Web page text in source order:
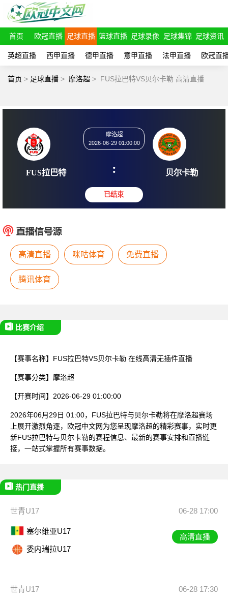
首页 欧冠直播 足球直播 篮球直播 足球录像 足球集锦 足球资讯
英超直播 西甲直播 德甲直播 意甲直播 法甲直播 欧冠直
首页 > 足球直播 > 摩洛超 > FUS拉巴特VS贝尔卡勒 高清直播
FUS拉巴特
2026-06-29 01:00:00
: 贝尔
高清直播 咪咕体育 免费直播
腾讯体育
比赛介绍
【赛事名称】 FUS拉巴特VS贝尔卡勒 在线高清无插件直播
【赛事分类】 摩洛超
【开赛时间】 2026-06-29 01:00:00
2026年06月29日 01:00，FUS拉巴特与贝尔卡勒将在摩洛超赛场
上展开激烈角逐，欧冠中文网为您呈现摩洛超的精彩赛事，实时更
新FUS拉巴特与贝尔卡勒的赛程信息、最新的赛事安排和直播链
接，一站式掌握所有赛事数据。
热门直播
世青U17 06-28 17:00
塞尔维亚U17
委内瑞拉U17
高清直播
世青U17 06-28 17:30